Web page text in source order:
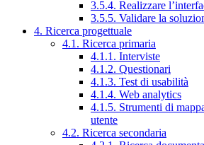
3.5.4. Realizzare
3.5.5. Validare la
4. Ricerca progettuale
4.1. Ricerca primaria
4.1.1. Interviste
4.1.2. Questionari
4.1.3. Test di usabilità
4.1.4. Web analytics
4.1.5. Strumenti di
utente
4.2. Ricerca secondaria